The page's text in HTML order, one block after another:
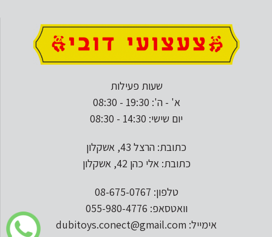
שעות פעילות
א' - ה': 19:30 - 08:30
יום שישי: 14:30 - 08:30
כתובת: הרצל 43, אשקלון
כתובת: אלי כהן 42, אשקלון
טלפון: 08-675-0767
וואטסאפ: 055-980-4776
אימייל: dubitoys.conect@gmail.com